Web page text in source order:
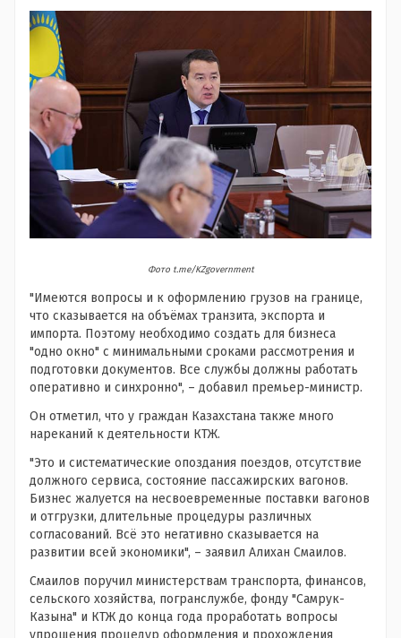
Фото t.me/KZgovernment
"Имеются вопросы и к оформлению грузов на границе,
что сказывается на объёмах транзита, экспорта и
импорта. Поэтому необходимо создать для бизнеса
"одно окно" с минимальными сроками рассмотрения и
подготовки документов. Все службы должны работать
оперативно и синхронно", – добавил премьер-министр.
Он отметил, что у граждан Казахстана также много
нареканий к деятельности КТЖ.
"Это и систематические опоздания поездов, отсутствие
должного сервиса, состояние пассажирских вагонов.
Бизнес жалуется на несвоевременные поставки вагонов
и отгрузки, длительные процедуры различных
согласований. Всё это негативно сказывается на
развитии всей экономики", – заявил Алихан Смаилов.
Смаилов поручил министерствам транспорта, финансов,
сельского хозяйства, погранслужбе, фонду "Самрук-
Казына" и КТЖ до конца года проработать вопросы